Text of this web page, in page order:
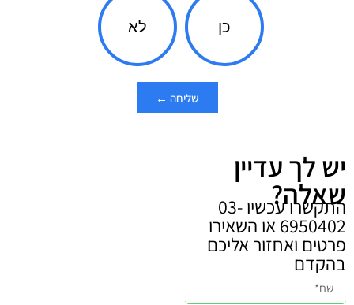
כן לא
שליחה ←
יש לך עדיין
שאלה? התקשרו עכשיו 03-
6950402 או השאירו
פרטים ואחזור אליכם
בהקדם